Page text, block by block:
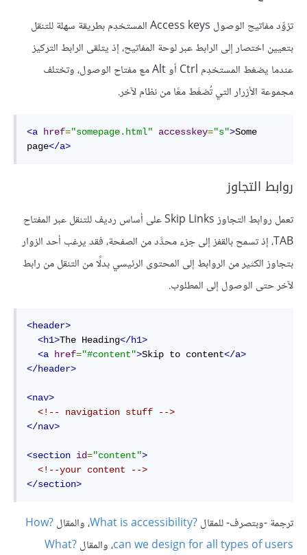
تزوِّد مفاتيح الوصول Access keys المستخدِم بطريقة سهلة للتنقل
بتعيين اختصار إلى الرابط عبر لوحة المفاتيح، إذ يتلقى الرابط التركيز
عندما يضغط المستخدِم Ctrl أو Alt مع مفتاح الوصول، وتختلف
مجموعة الأزرار التي تُضغَط معًا من نظام لآخر.
<a href="somepage.html" accesskey="s">Some
page</a>
روابط التجاوز
تعمل روابط التجاوز Skip Links على أساس رديف للتنقل عبر المفتاح
TAB، إذ تسمح بالقفز إلى جزء محدَّد من الصفحة، فقد يرغب أحد الزوار
بتجاوز الكثير من الروابط إلى المحتوى الرئيسي بدلًا من التنقل من رابط
لآخر حتى الوصول إلى المطلوب.
<header>
<h1>The Heading</h1>
<a
href="#content">Skip to content</a>
</header>
<nav>
<!-- navigation stuff -->
</nav>
<section id="content">
<!--your content -->
</section>
ترجمة -وبتصرف- للمقال?What is accessibility ، والمقال ?How
can we design for all types of users، والمقال ?What